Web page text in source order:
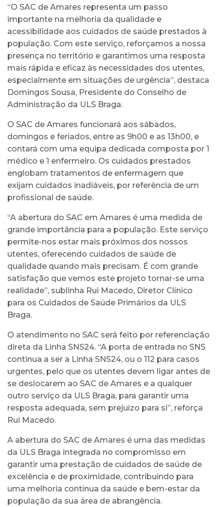
“O SAC de Amares representa um passo
importante na melhoria da qualidade e
acessibilidade aos cuidados de saúde prestados à
população. Com este serviço, reforçamos a nossa
presença no território e garantimos uma resposta
mais rápida e eficaz às necessidades dos utentes,
especialmente em situações de urgência”, destaca
Domingos Sousa, Presidente do Conselho de
Administração da ULS Braga.
O SAC de Amares funcionará aos sábados,
domingos e feriados, entre as 9h00 e as 13h00, e
contará com uma equipa dedicada composta por 1
médico e 1 enfermeiro. Os cuidados prestados
englobam tratamentos de enfermagem que
exijam cuidados inadiáveis, por referência de um
profissional de saúde.
“A abertura do SAC em Amares é uma medida de
grande importância para a população. Este serviço
permite-nos estar mais próximos dos nossos
utentes, oferecendo cuidados de saúde de
qualidade quando mais precisam. É com grande
satisfação que vemos este projeto tornar-se uma
realidade”, sublinha Rui Macedo, Diretor Clínico
para os Cuidados de Saúde Primários da ULS
Braga.
O atendimento no SAC será feito por referenciação
direta da Linha SNS24. “A porta de entrada no SNS
continua a ser a Linha SNS24, ou o 112 para casos
urgentes, pelo que os utentes devem ligar antes de
se deslocarem ao SAC de Amares e a qualquer
outro serviço da ULS Braga, para garantir uma
resposta adequada, sem prejuízo para si”, reforça
Rui Macedo.
A abertura do SAC de Amares é uma das medidas
da ULS Braga integrada no compromisso em
garantir uma prestação de cuidados de saúde de
excelência e de proximidade, contribuindo para
uma melhoria contínua da saúde e bem-estar da
população da sua área de abrangência.